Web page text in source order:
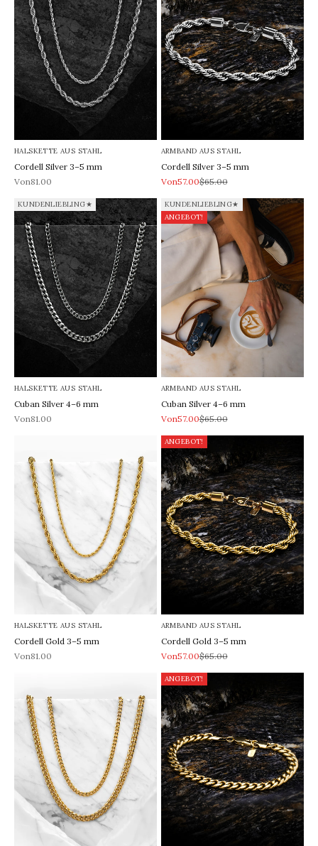
HALSKETTE AUS STAHL
Cordell Silver 3–5 mm
REA-pris
Von81.00
ARMBAND AUS STAHL
Cordell Silver 3–5 mm
REA-pris
Von57.00Pris
$65.00
KUNDENLIEBLING★
HALSKETTE AUS STAHL
Cuban Silver 4–6 mm
REA-pris
Von81.00
KUNDENLIEBLING★
ANGEBOT!
ARMBAND AUS STAHL
Cuban Silver 4–6 mm
REA-pris
Von57.00Pris
$65.00
HALSKETTE AUS STAHL
Cordell Gold 3–5 mm
REA-pris
Von81.00
ANGEBOT!
ARMBAND AUS STAHL
Cordell Gold 3–5 mm
REA-pris
Von57.00Pris
$65.00
ANGEBOT!